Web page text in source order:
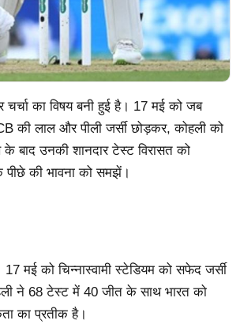
का विषय बनी हुई है। 17 मई को जब
की लाल और पीली जर्सी छोड़कर, कोहली को
बाद उनकी शानदार टेस्ट विरासत को
की भावना को समझें।
मई को चिन्नास्वामी स्टेडियम को सफेद जर्सी
ने 68 टेस्ट में 40 जीत के साथ भारत को
का प्रतीक है।